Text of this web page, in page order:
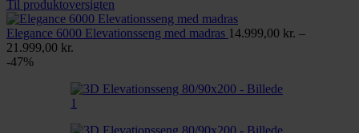
Til produktoversigten
Elegance 6000 Elevationsseng med madras 14.999,00 kr. –
21.999,00 kr.
21.999,00 kr.
-47%